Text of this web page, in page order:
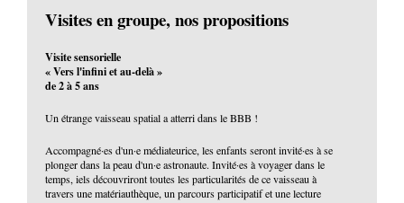
Visites en groupe, nos propositions
Visite sensorielle
« Vers l'infini et au-delà »
de 2 à 5 ans
Un étrange vaisseau spatial a atterri dans le BBB !
Accompagné·es d'un·e médiateurice, les enfants seront invité·es à se
plonger dans la peau d'un·e astronaute. Invité·es à voyager dans le
temps, iels découvriront toutes les particularités de ce vaisseau à
travers une matériauthèque, un parcours participatif et une lecture